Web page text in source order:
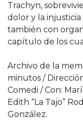
Trachyn,
dolor y la
también con
capítulo de los
Archivo de la
minutos /
Comedi / Con:
Edith “La Tajo”
González.